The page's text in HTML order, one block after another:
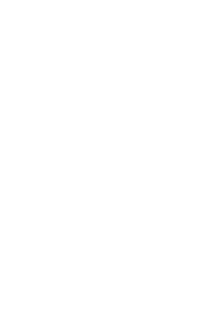
but I’m so glad I did! The tour was fantastic and the
which I think would have helped those that are hard